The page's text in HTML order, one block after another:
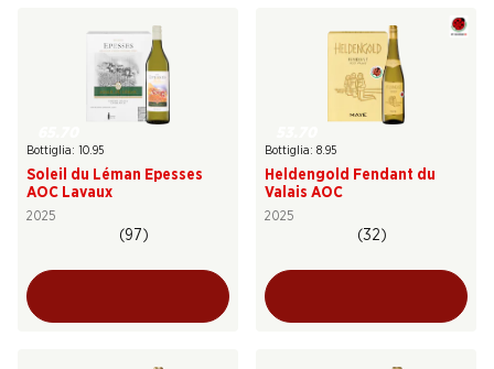
Bottiglia: 10.95
Soleil du Léman Epesses
AOC Lavaux
2025
(97)
Bottiglia: 8.95
Heldengold Fendant du
Valais AOC
2025
(32)